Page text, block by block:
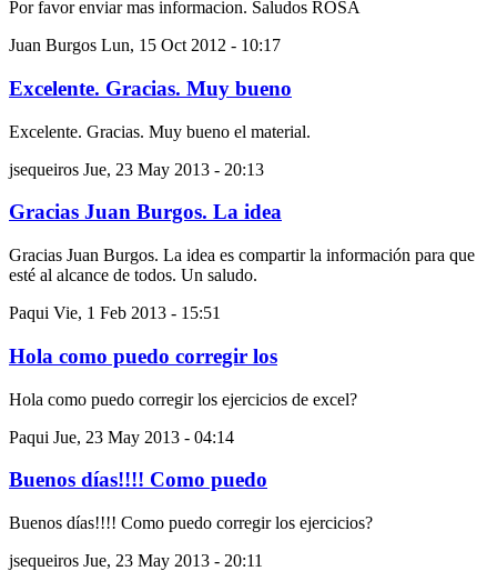
Por favor enviar mas informacion. Saludos ROSA
Juan Burgos Lun, 15 Oct 2012 - 10:17
Excelente. Gracias. Muy bueno
Excelente. Gracias. Muy bueno el material.
jsequeiros Jue, 23 May 2013 - 20:13
Gracias Juan Burgos. La idea
Gracias Juan Burgos. La idea es compartir la información para que
esté al alcance de todos. Un saludo.
Paqui Vie, 1 Feb 2013 - 15:51
Hola como puedo corregir los
Hola como puedo corregir los ejercicios de excel?
Paqui Jue, 23 May 2013 - 04:14
Buenos días!!!! Como puedo
Buenos días!!!! Como puedo corregir los ejercicios?
jsequeiros Jue, 23 May 2013 - 20:11